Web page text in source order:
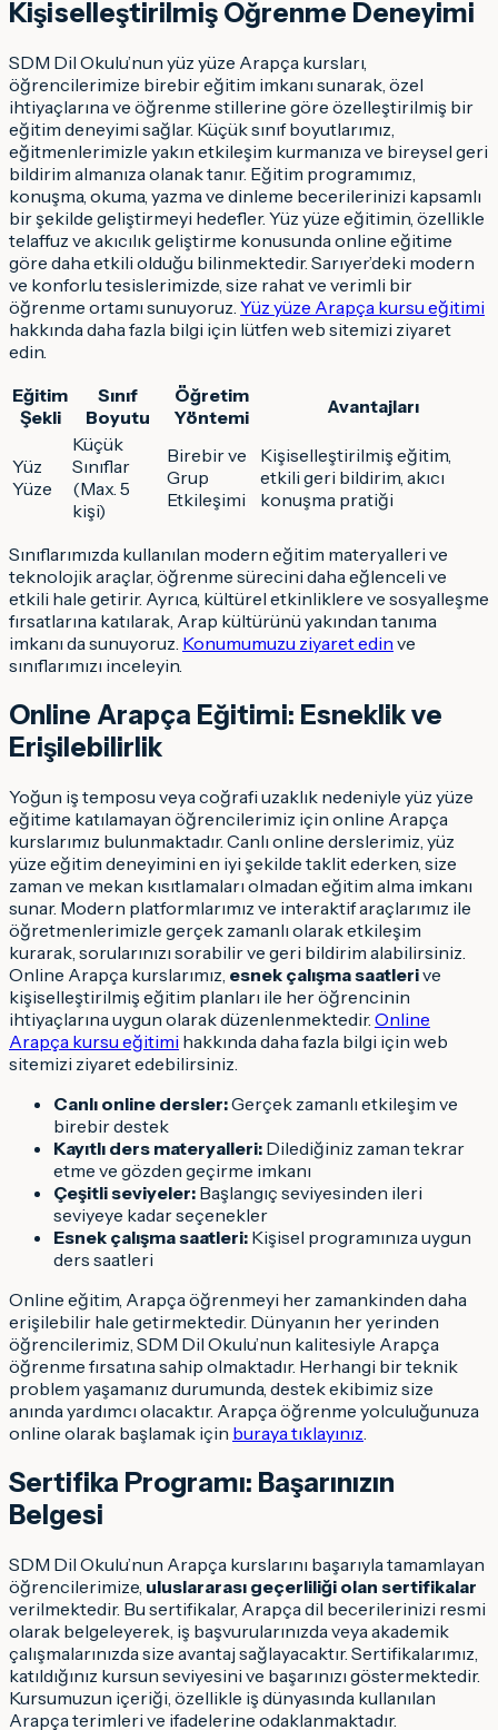
Kişiselleştirilmiş Öğrenme Deneyimi
SDM Dil Okulu’nun yüz yüze Arapça kursları,
öğrencilerimize birebir eğitim imkanı sunarak, özel
ihtiyaçlarına ve öğrenme stillerine göre özelleştirilmiş bir
eğitim deneyimi sağlar. Küçük sınıf boyutlarımız,
eğitmenlerimizle yakın etkileşim kurmanıza ve bireysel geri
bildirim almanıza olanak tanır. Eğitim programımız,
konuşma, okuma, yazma ve dinleme becerilerinizi kapsamlı
bir şekilde geliştirmeyi hedefler. Yüz yüze eğitimin, özellikle
telaffuz ve akıcılık geliştirme konusunda online eğitime
göre daha etkili olduğu bilinmektedir. Sarıyer’deki modern
ve konforlu tesislerimizde, size rahat ve verimli bir
öğrenme ortamı sunuyoruz. Yüz yüze Arapça kursu eğitimi
hakkında daha fazla bilgi için lütfen web sitemizi ziyaret
edin.
Eğitim
Şekli
Sınıf
Boyutu
Öğretim
Yöntemi
Avantajları
Yüz
Yüze
Küçük
Sınıflar
(Max. 5
kişi)
Birebir ve
Grup
Etkileşimi
Kişiselleştirilmiş eğitim,
etkili geri bildirim, akıcı
konuşma pratiği
Sınıflarımızda kullanılan modern eğitim materyalleri ve
teknolojik araçlar, öğrenme sürecini daha eğlenceli ve
etkili hale getirir. Ayrıca, kültürel etkinliklere ve sosyalleşme
fırsatlarına katılarak, Arap kültürünü yakından tanıma
imkanı da sunuyoruz. Konumumuzu ziyaret edin ve
sınıflarımızı inceleyin.
Online Arapça Eğitimi: Esneklik ve
Erişilebilirlik
Yoğun iş temposu veya coğrafi uzaklık nedeniyle yüz yüze
eğitime katılamayan öğrencilerimiz için online Arapça
kurslarımız bulunmaktadır. Canlı online derslerimiz, yüz
yüze eğitim deneyimini en iyi şekilde taklit ederken, size
zaman ve mekan kısıtlamaları olmadan eğitim alma imkanı
sunar. Modern platformlarımız ve interaktif araçlarımız ile
öğretmenlerimizle gerçek zamanlı olarak etkileşim
kurarak, sorularınızı sorabilir ve geri bildirim alabilirsiniz.
Online Arapça kurslarımız, esnek çalışma saatlerive
kişiselleştirilmiş eğitim planları ile her öğrencinin
ihtiyaçlarına uygun olarak düzenlenmektedir. Online
Arapça kursu eğitimi hakkında daha fazla bilgi için web
sitemizi ziyaret edebilirsiniz.
Canlı online dersler:Gerçek zamanlı etkileşim ve
birebir destek
Kayıtlı ders materyalleri: Dilediğiniz zaman tekrar
etme ve gözden geçirme imkanı
Çeşitli seviyeler: Başlangıç seviyesinden ileri
seviyeye kadar seçenekler
Esnek çalışma saatleri: Kişisel programınıza uygun
ders saatleri
Online eğitim, Arapça öğrenmeyi her zamankinden daha
erişilebilir hale getirmektedir. Dünyanın her yerinden
öğrencilerimiz, SDM Dil Okulu’nun kalitesiyle Arapça
öğrenme fırsatına sahip olmaktadır. Herhangi bir teknik
problem yaşamanız durumunda, destek ekibimiz size
anında yardımcı olacaktır. Arapça öğrenme yolculuğunuza
online olarak başlamak için buraya tıklayınız.
Sertifika Programı: Başarınızın
Belgesi
SDM Dil Okulu’nun Arapça kurslarını başarıyla tamamlayan
öğrencilerimize, uluslararası geçerliliği olan sertifikalar
verilmektedir. Bu sertifikalar, Arapça dil becerilerinizi resmi
olarak belgeleyerek, iş başvurularınızda veya akademik
çalışmalarınızda size avantaj sağlayacaktır. Sertifikalarımız,
katıldığınız kursun seviyesini ve başarınızı göstermektedir.
Kursumuzun içeriği, özellikle iş dünyasında kullanılan
Arapça terimleri ve ifadelerine odaklanmaktadır.